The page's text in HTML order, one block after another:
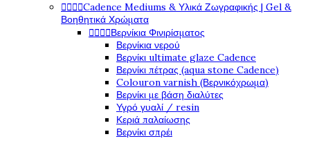
Cadence Mediums & Υλικά Ζωγραφικής | Gel &
Βοηθητικά Χρώματα
Βερνίκια Φινιρίσματος
Βερνίκια νερού
Βερνίκι ultimate glaze Cadence
Βερνίκι πέτρας (aqua stone Cadence)
Colouron varnish (Βερνικόχρωμα)
Βερνίκι με βάση διαλύτες
Υγρό γυαλί / resin
Κεριά παλαίωσης
Βερνίκι σπρέι